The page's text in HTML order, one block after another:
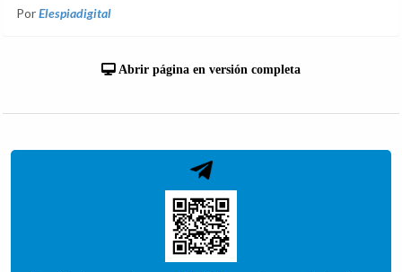
PorElespiadigital
Abrir página en versión completa